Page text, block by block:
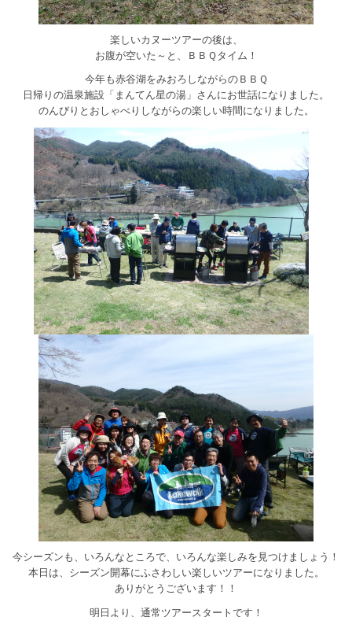
楽しいカヌーツアーの後は、
お腹が空いた～と、ＢＢＱタイム！
今年も赤谷湖をみおろしながらのＢＢＱ
日帰りの温泉施設「まんてん星の湯」さんにお世話になりました。
のんびりとおしゃべりしながらの楽しい時間になりました。
今シーズンも、いろんなところで、いろんな楽しみを見つけましょう！
本日は、シーズン開幕にふさわしい楽しいツアーになりました。
ありがとうございます！！
明日より、通常ツアースタートです！